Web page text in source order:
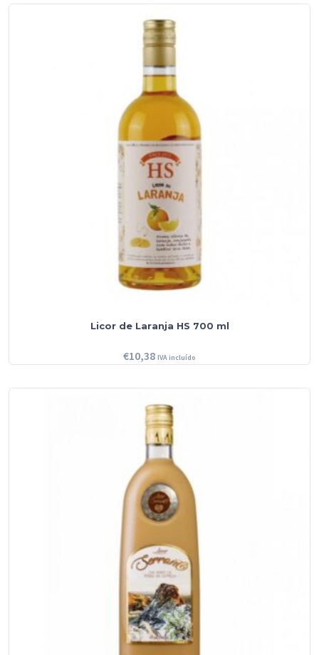
Licor de Laranja HS 700 ml
€10,38 IVA incluído